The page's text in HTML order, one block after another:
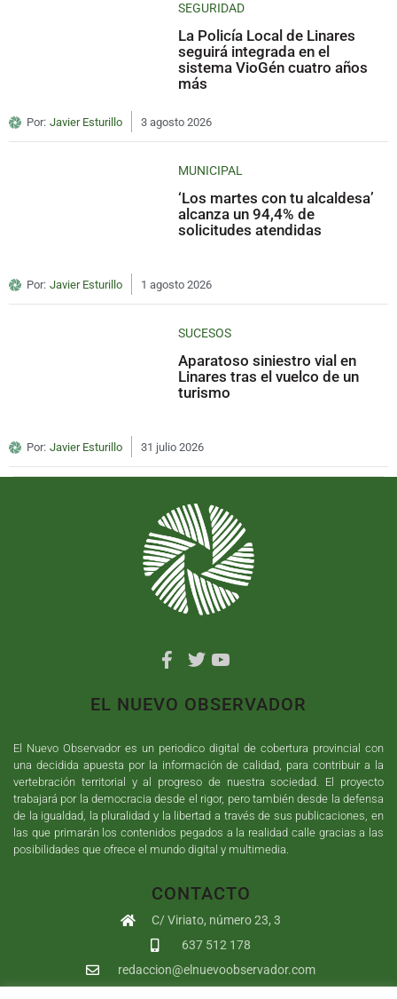
SEGURIDAD
La Policía Local de Linares
seguirá integrada en el
sistema VioGén cuatro años
más
Por: Javier Esturillo 3 agosto 2026
MUNICIPAL
‘Los martes con tu alcaldesa’
alcanza un 94,4% de
solicitudes atendidas
Por: Javier Esturillo 1 agosto 2026
SUCESOS
Aparatoso siniestro vial en
Linares tras el vuelco de un
turismo
Por: Javier Esturillo 31 julio 2026
EL NUEVO OBSERVADOR
El Nuevo Observador es un periodico digital de cobertura provincial con
una decidida apuesta por la información de calidad, para contribuir a la
vertebración territorial y al progreso de nuestra sociedad. El proyecto
trabajará por la democracia desde el rigor, pero también desde la defensa
de la igualdad, la pluralidad y la libertad a través de sus publicaciones, en
las que primarán los contenidos pegados a la realidad calle gracias a las
posibilidades que ofrece el mundo digital y multimedia.
CONTACTO
C/ Viriato, número 23, 3
637 512 178
redaccion@elnuevoobservador.com